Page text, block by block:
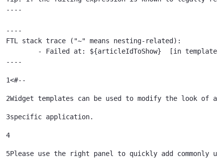
----
----
FTL stack trace ("~" means nesting-related):
----
1<#--
2Widget templates can be used to modify the look of a
3specific application.
4
5Please use the right panel to quickly add commonly